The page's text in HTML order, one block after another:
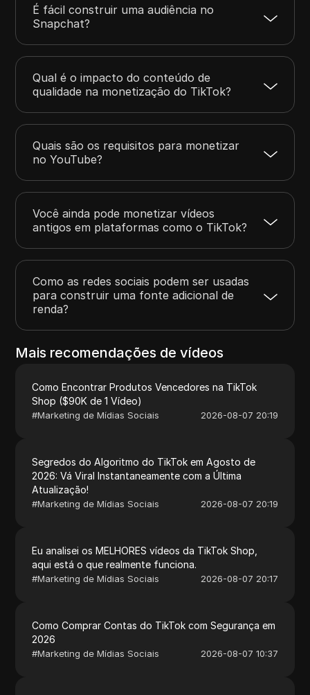
É fácil construir uma audiência no
Snapchat?
Qual é o impacto do conteúdo de
qualidade na monetização do TikTok?
Quais são os requisitos para monetizar
no YouTube?
Você ainda pode monetizar vídeos
antigos em plataformas como o TikTok?
Como as redes sociais podem ser usadas
para construir uma fonte adicional de
renda?
Mais recomendações de vídeos
Como Encontrar Produtos Vencedores na TikTok
Shop ($90K de 1 Vídeo)
#Marketing de Mídias Sociais 2026-08-07 20:19
Segredos do Algoritmo do TikTok em Agosto de
2026: Vá Viral Instantaneamente com a Última
Atualização!
#Marketing de Mídias Sociais 2026-08-07 20:19
Eu analisei os MELHORES vídeos da TikTok Shop,
aqui está o que realmente funciona.
#Marketing de Mídias Sociais 2026-08-07 20:17
Como Comprar Contas do TikTok com Segurança em
2026
#Marketing de Mídias Sociais 2026-08-07 10:37